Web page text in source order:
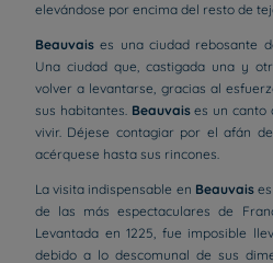
elevándose por encima del resto de
Beauvais es una ciudad rebosante
Una ciudad que, castigada una y
volver a levantarse, gracias al
sus habitantes. Beauvaises un canto
vivir. Déjese contagiar por el afán
acérquese hasta sus rincones.
La visita indispensable en Beauvaises
de las más espectaculares de
Levantada en 1225, fue imposible
debido a lo descomunal de sus